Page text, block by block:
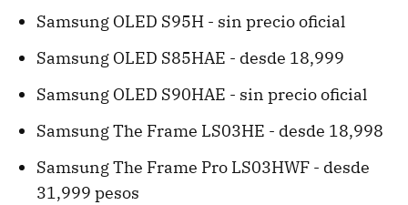
Samsung OLED S95H - sin precio oficial
Samsung OLED S85HAE - desde 18,999
Samsung OLED S90HAE - sin precio oficial
Samsung The Frame LS03HE - desde 18,998
Samsung The Frame Pro LS03HWF - desde
31,999 pesos